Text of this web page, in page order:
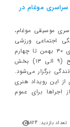
موغام در
موسیقی موغام،
اجتماعی ورزشی
شهرداری تبریز، روزهای ۳۰ بهمن تا چهارم
اسفندماه در فرهنگ‌سرای الغدیر در دو نوبت صبح (۹ الی ۱۳) بخش
۲۲) در بخش خوانندگی برگزار می‌شود.
این رویداد هنری
برای عموم
تعداد بازدید: 7824